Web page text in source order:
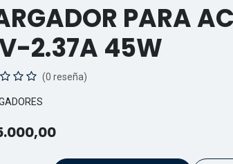
PARA
2.37A 45W
(0 reseña)